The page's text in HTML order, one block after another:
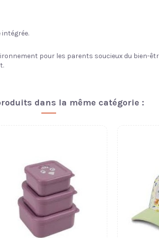
pour les parents soucieux du bien-
dans la même catégorie :